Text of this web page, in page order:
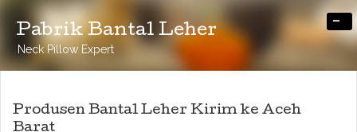
Pabrik Bantal Leher
Neck Pillow Expert
-
Produsen Bantal Leher Kirim ke Aceh
Barat